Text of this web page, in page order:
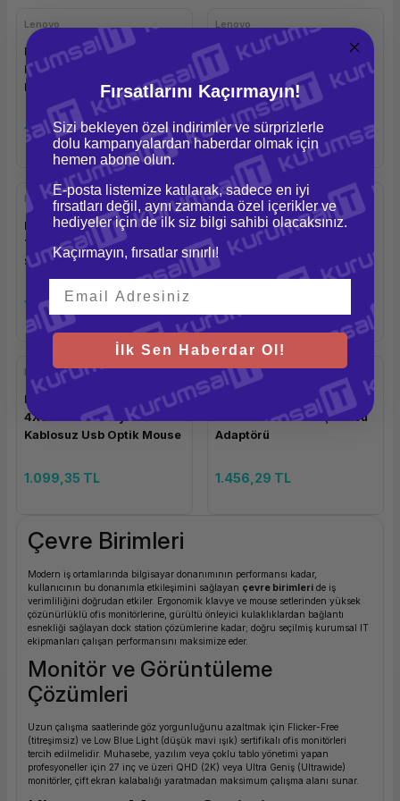
Lenovo
Lenovo 4X30H56886
Profesyonel Lazer Siyah
Kablosuz Mouse
1.613,34 TL
Lenovo
Lenovo ThinkPad
4Y51D20848 Siyah USB-C
Kablosuz Mouse
1.370,62 TL
Lenovo
Lenovo 4Y50X88822
ThinkPad Bluetooth Siyah
Sessiz Mouse
1.527,67 TL
Lenovo
Lenovo Essential Compact
4Y50R20864 Wireless
Kablosuz USB Mouse
Lenovo
Lenovo ThinkPad
4X30M56887 Siyah
Kablosuz Usb Optik Mouse
1.099,35 TL
Lenovo
Lenovo 4X90S91831 USB-
C to Ethernet Dönüştürücü
Adaptörü
1.456,29 TL
Çevre Birimleri
Modern iş ortamlarında bilgisayar donanımının performansı kadar,
kullanıcının bu donanımla etkileşimini sağlayan çevre birimleri de iş
verimliliğini doğrudan etkiler. Ergonomik klavye ve mouse setlerinden yüksek
çözünürlüklü ofis monitörlerine, gürültü önleyici kulaklıklardan bağlantı
esnekliği sağlayan dock station çözümlerine kadar; doğru seçilmiş kurumsal IT
ekipmanları çalışan performansını maksimize eder.
Monitör ve Görüntüleme
Çözümleri
Uzun çalışma saatlerinde göz yorgunluğunu azaltmak için Flicker-Free
(titreşimsiz) ve Low Blue Light (düşük mavi ışık) sertifikalı ofis monitörleri
tercih edilmelidir. Muhasebe, yazılım veya çoklu tablo yönetimi yapan
profesyoneller için 27 inç ve üzeri QHD (2K) veya Ultra Geniş (Ultrawide)
monitörler, çift ekran kalabalığı yaratmadan maksimum çalışma alanı sunar.
Fırsatlarını Kaçırmayın!
Sizi bekleyen özel indirimler ve sürprizlerle
dolu kampanyalardan haberdar olmak için
hemen abone olun.
E-posta listemize katılarak, sadece en iyi
fırsatları değil, aynı zamanda özel içerikler ve
hediyeler için de ilk siz bilgi sahibi olacaksınız.
Kaçırmayın, fırsatlar sınırlı!
İlk Sen Haberdar Ol!